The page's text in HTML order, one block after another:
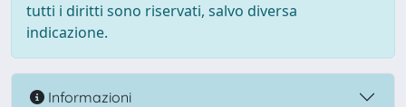
tutti i diritti sono riservati, salvo diversa
indicazione.
Informazioni